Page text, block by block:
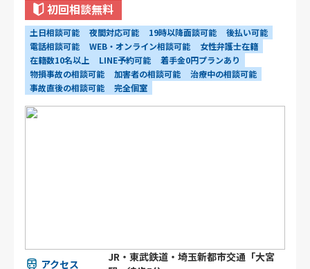
初回相談無料
土日相談可能 夜間対応可能 19時以降面談可能
後払い可能
電話相談可能
WEB・オンライン相談可能
女性弁護士在籍
在籍数10名以上
LINE予約可能
着手金0円プランあり
物損事故の相談可能
加害者の相談可能
治療中の相談可能
事故直後の相談可能
完全個室
アクセス
JR・東武鉄道・埼玉新都市交通「大宮